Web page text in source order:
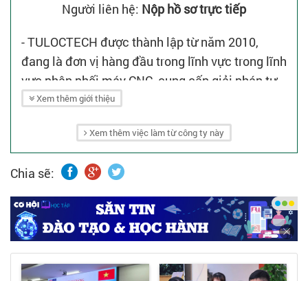
Người liên hệ: Nộp hồ sơ trực tiếp
- TULOCTECH được thành lập từ năm 2010,
đang là đơn vị hàng đầu trong lĩnh vực trong lĩnh
vực phân phối máy CNC, cung cấp giải pháp tự
động hóa, phụ tùng - thiết bị đi kèm và dịch vụ
Xem thêm giới thiệu
Xem thêm việc làm từ công ty này
Chia sẽ: